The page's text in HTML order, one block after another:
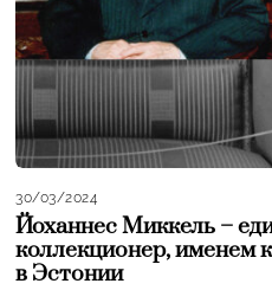
30/03/2024
Йоханнес Миккель –
коллекционер, именем
в Эстонии